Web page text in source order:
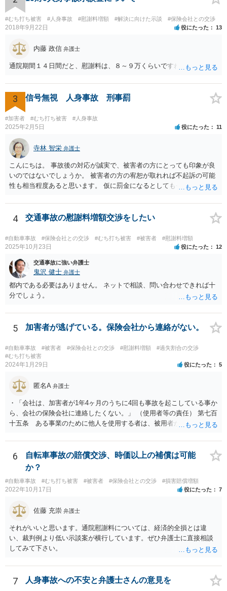
#むち打ち被害 #人身事故 #慰謝料増額 #解決に向けた示談 #保険会社との交渉
2018年9月22日 役にたった 13
内藤 政信 弁護士
通院期間１４日間だと、慰謝料は、８～９万くらいですね。
3 信号無視 人身事故 刑事罰
#加害者 #むち打ち被害 #人身事故
2025年2月5日 役にたった 11
寺林 智栄 弁護士
こんにちは。 事故後の対応が誠実で、被害者の方にとっても印象が良
いのではないでしょうか。 被害者の方の宥恕が取れれば不起訴の可能
性も相当程度あると思います。 仮に罰金になるとしても今回は略式の
ょう。 参考になれば幸いです。
4 交通事故の慰謝料増額交渉をしたい
#自動車事故 #保険会社との交渉 #むち打ち被害 #被害者 #慰謝料増額
2025年10月23日 役にたった 12
交通事故に強い弁護士
鬼沢 健士 弁護士
都内である必要はありません。 ネットで相談、問い合わせできれば十
分でしょう。
5 加害者が逃げている。保険会社から連絡がない。
#自動車事故 #被害者 #保険会社との交渉 #慰謝料増額
#過失割合の交渉
#むち打ち被害
2024年1月29日 役にたった 5
匿名A 弁護士
・「会社は、加害者が1年4ヶ月のうちに4回も事故を起こしている事か
ら、会社の保険会社に連絡したくない。」 （使用者等の責任） 第七百
十五条 ある事業のために他人を使用する者は、被用者がその事業の
用者が被用者の選任及びその事業の監督について相当の注意をしたと
き、又は相当の注意をしても損害が生ずべきであったときは、この限
りでない。 会社側の言い分に付き合わず、会社側への請求をお考えな
さったほうがよろしいかもしれません。加害ドライバーの任意保険が
本件に使えるか、使おうとするかが定かではありませんので。「1年4
ヶ月のうちに4回も事故」の事実は、会社から加害ドライバーへの責任
転嫁のような発言ですが、上記ただし書との関連で言えば、会社側が
「相当の注意」をしていなかった証左でしょう。 今後の対応ですが、
事故証明書を速やかに取得すべきです。 病院で治療を受ける際、第三
者行為による傷病届を出す必要があります。 最終的にどこまで認めら
れるかという問題はありますが、事故後に事故に関連した支出に関し
6
自転車事故の賠償交渉、時価以上の補償は可能
か？
#自動車事故 #むち打ち被害 #被害者 #保険会社との交渉 #損害賠償増額
2022年10月17日 役にたった 7
佐藤 充崇 弁護士
それがいいと思います。通院慰謝料については、経済的全損とは違
い、裁判例より低い示談案が横行しています。ぜひ弁護士に直接相談
してみて下さい。
7 人身事故への不安と弁護士さんの意見を